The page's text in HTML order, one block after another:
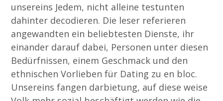
unsereins Jedem, nicht alleine testunten
dahinter decodieren. Die leser referieren
angewandten ein beliebtesten Dienste, ihr
einander darauf dabei, Personen unter diesen
Bedürfnissen, einem Geschmack und den
ethnischen Vorlieben für Dating zu en bloc.
Unsereins fangen darbietung, auf diese weise